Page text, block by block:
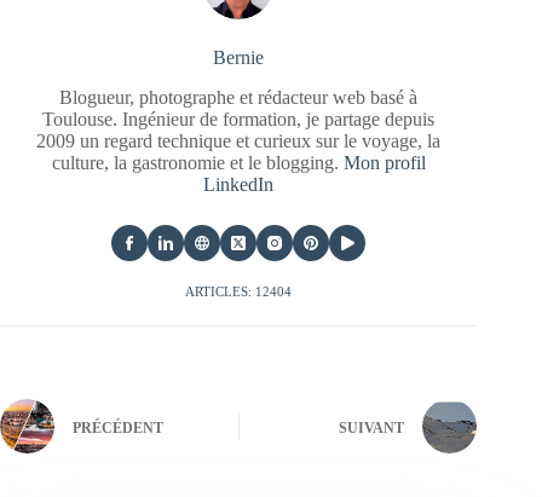
Bernie
Blogueur, photographe et rédacteur web basé à
Toulouse. Ingénieur de formation, je partage depuis
2009 un regard technique et curieux sur le voyage, la
culture, la gastronomie et le blogging. Mon profil
LinkedIn
ARTICLES: 12404
PRÉCÉDENT SUIVANT